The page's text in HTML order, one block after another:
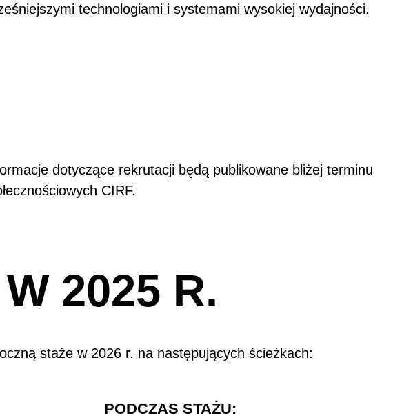
technologiami i systemami wysokiej wydajności.
dotyczące rekrutacji będą publikowane bliżej terminu
CIRF.
2025 R.
staże w 2026 r. na następujących ścieżkach:
PODCZAS STAŻU: